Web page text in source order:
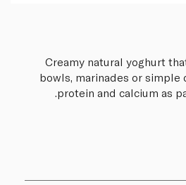
Creamy natural yoghurt
bowls, marinades or simple
protein and calcium as